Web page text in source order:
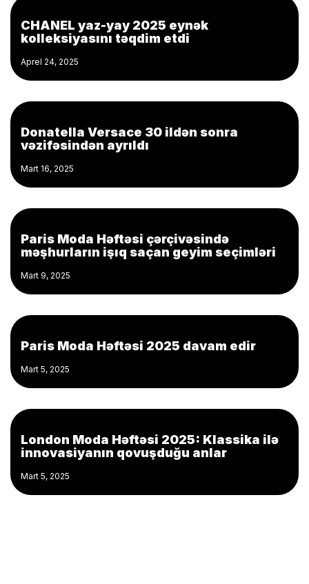
CHANEL yaz-yay 2025 eynək
kolleksiyasını təqdim etdi
Aprel 24, 2025
Donatella Versace 30 ildən sonra
vəzifəsindən ayrıldı
Mart 16, 2025
Paris Moda Həftəsi çərçivəsində
məşhurların işıq saçan geyim seçimləri
Mart 9, 2025
Paris Moda Həftəsi 2025 davam edir
Mart 5, 2025
London Moda Həftəsi 2025: Klassika ilə
innovasiyanın qovuşduğu anlar
Mart 5, 2025